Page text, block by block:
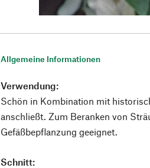
Allgemeine Informationen
Verwendung:
Schön in Kombination mit
anschließt. Zum Beranken von
Gefäßbepflanzung geeignet.
Schnitt: